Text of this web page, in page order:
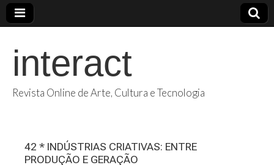
interact
Revista Online de Arte, Cultura e Tecnologia
42 * INDÚSTRIAS CRIATIVAS: ENTRE
PRODUÇÃO E GERAÇÃO